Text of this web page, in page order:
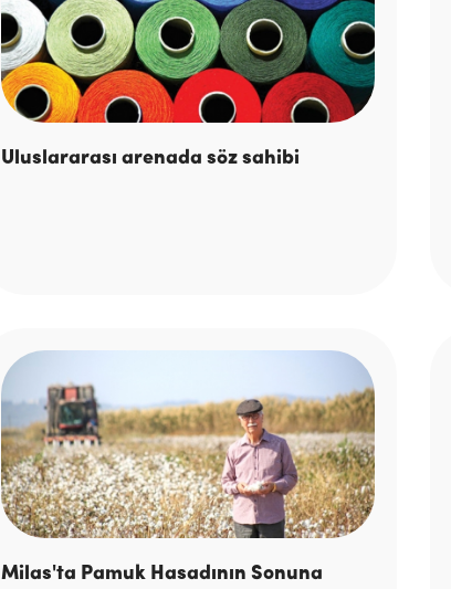
Uluslararası arenada söz sahibi
Milas'ta Pamuk Hasadının Sonuna